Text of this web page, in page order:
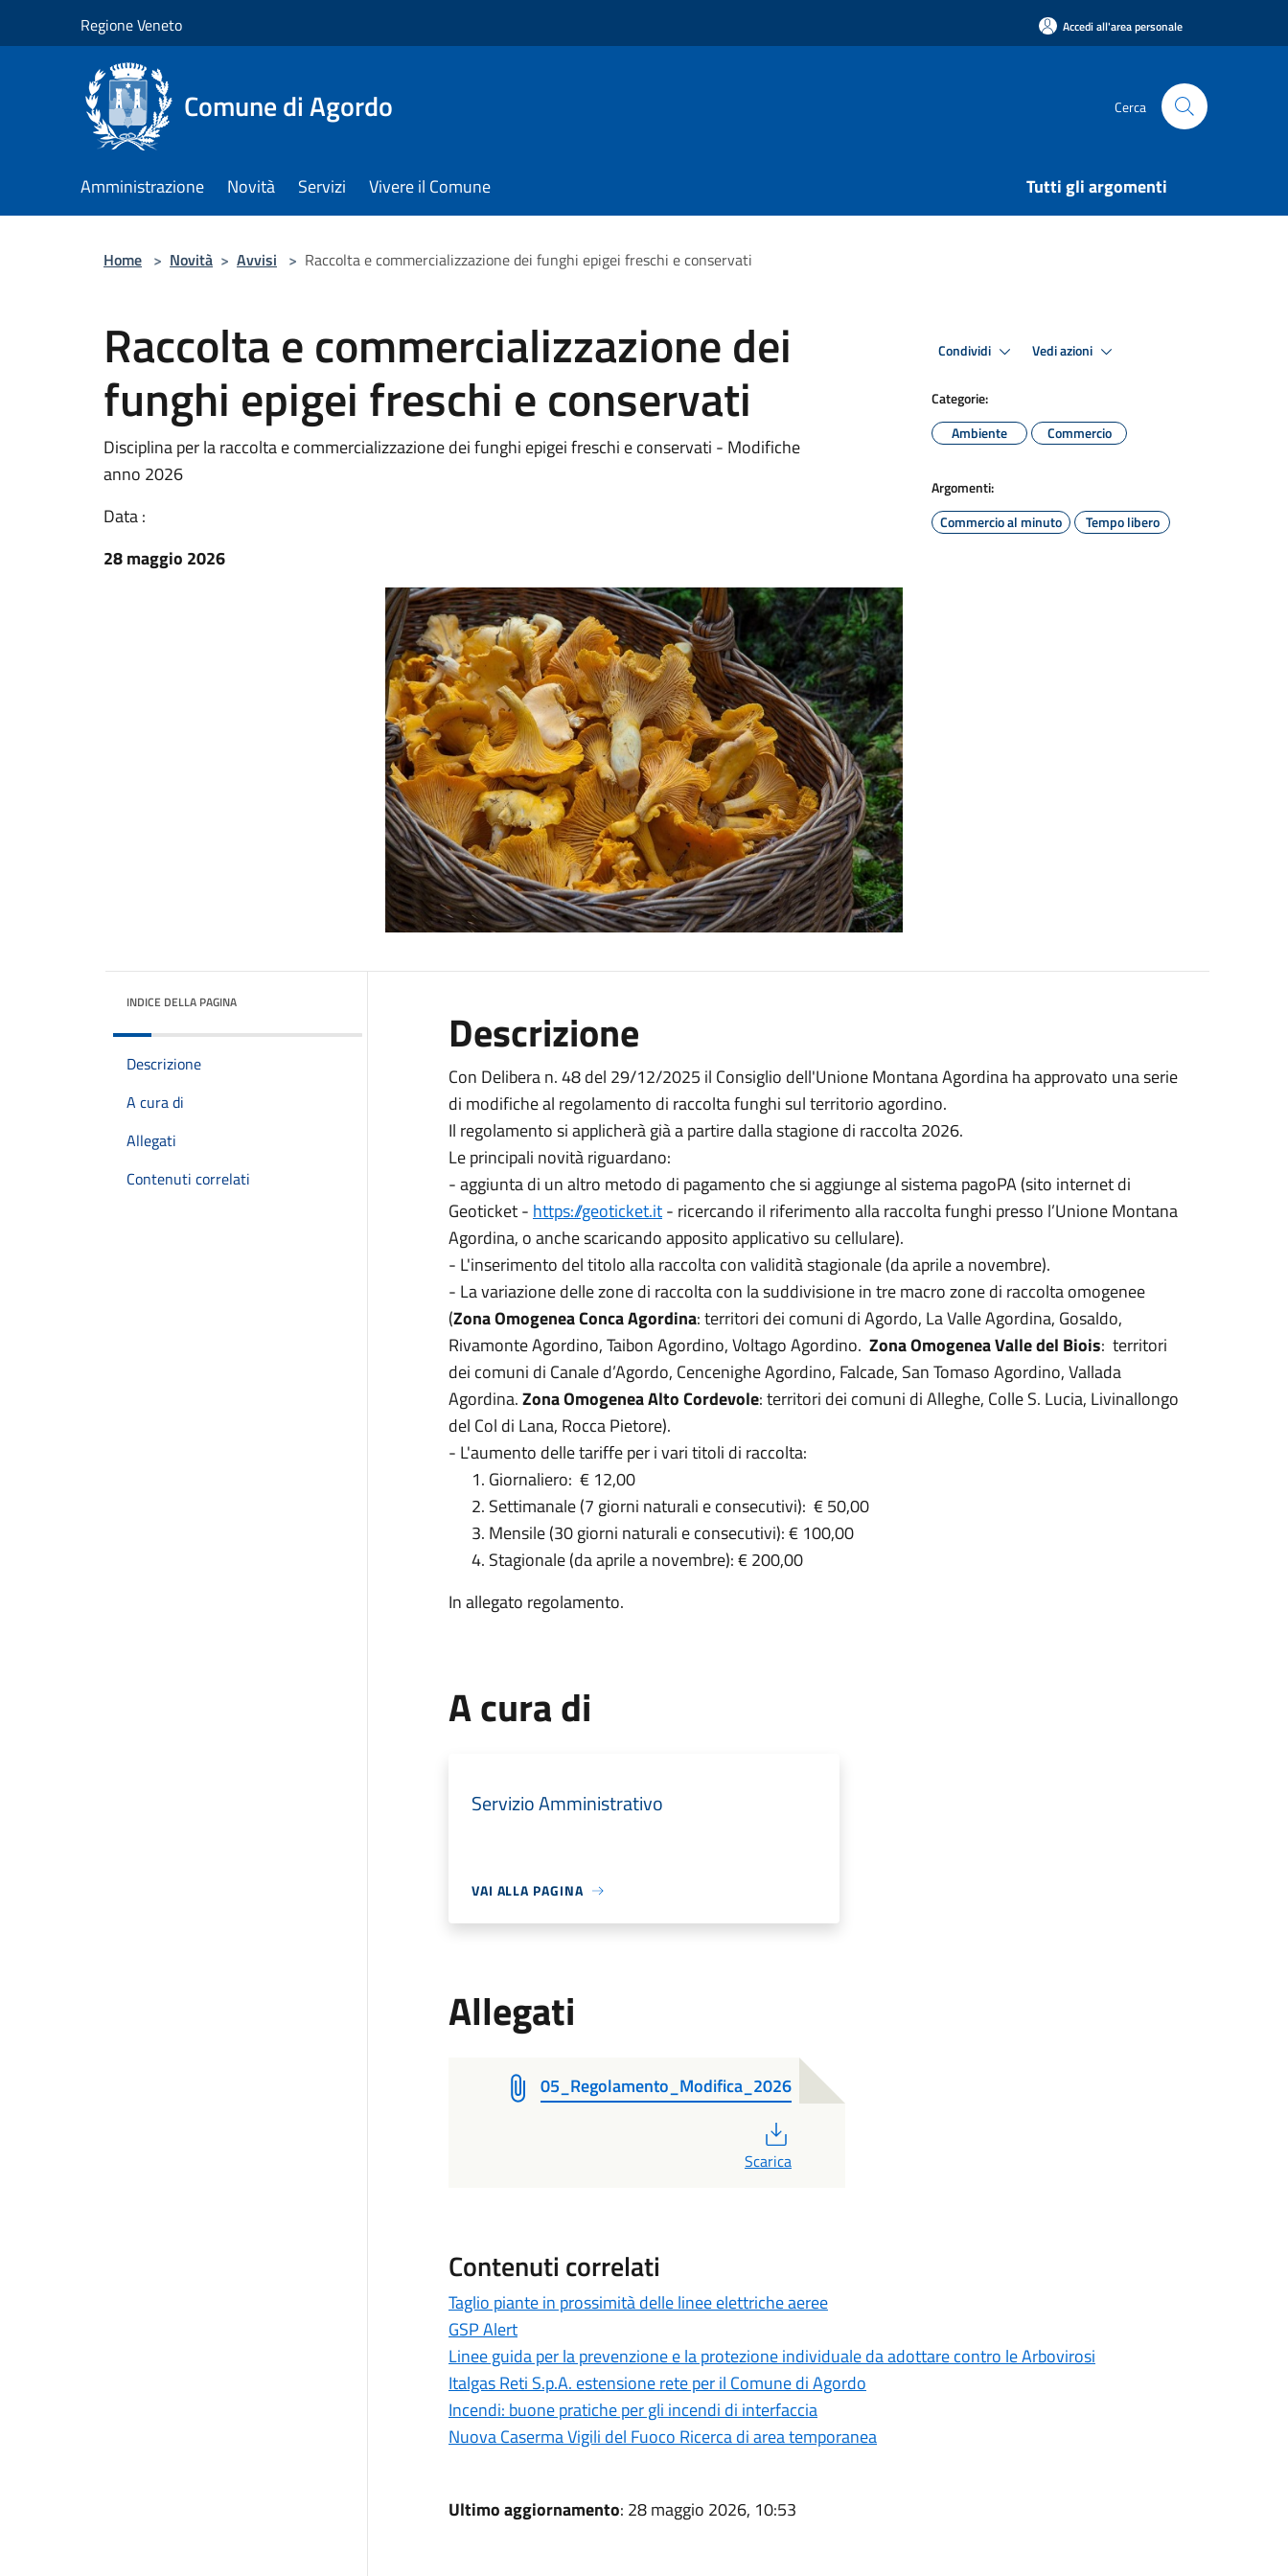
Regione Veneto Accedi all'area personale
Comune di Agordo Cerca
Amministrazione Novità Servizi Vivere il Comune Tutti gli argomenti
Home > Novità > Avvisi > Raccolta e commercializzazione dei funghi epigei freschi e conservati
Raccolta e commercializzazione dei
funghi epigei freschi e conservati
Disciplina per la raccolta e commercializzazione dei funghi epigei freschi e conservati - Modifiche
anno 2026
Data :
28 maggio 2026
Condividi Vedi azioni
Categorie:
Ambiente
Commercio
Argomenti:
Commercio al minuto
Tempo libero
INDICE DELLA PAGINA
Descrizione
A cura di
Allegati
Contenuti correlati
Descrizione
Con Delibera n. 48 del 29/12/2025 il Consiglio dell'Unione Montana Agordina ha approvato una serie
di modifiche al regolamento di raccolta funghi sul territorio agordino.
Il regolamento si applicherà già a partire dalla stagione di raccolta 2026.
Le principali novità riguardano:
- aggiunta di un altro metodo di pagamento che si aggiunge al sistema pagoPA (sito internet di
Geoticket - https://geoticket.it- ricercando il riferimento alla raccolta funghi presso l’Unione Montana
Agordina, o anche scaricando apposito applicativo su cellulare).
- L'inserimento del titolo alla raccolta con validità stagionale (da aprile a novembre).
- La variazione delle zone di raccolta con la suddivisione in tre macro zone di raccolta omogenee
(Zona Omogenea Conca Agordina: territori dei comuni di Agordo, La Valle Agordina, Gosaldo,
Rivamonte Agordino, Taibon Agordino, Voltago Agordino. Zona Omogenea Valle del Biois: territori
dei comuni di Canale d’Agordo, Cencenighe Agordino, Falcade, San Tomaso Agordino, Vallada
Agordina.Zona Omogenea Alto Cordevole: territori dei comuni di Alleghe, Colle S. Lucia, Livinallongo
del Col di Lana, Rocca Pietore).
- L'aumento delle tariffe per i vari titoli di raccolta:
1. Giornaliero: € 12,00
2. Settimanale (7 giorni naturali e consecutivi): € 50,00
3. Mensile (30 giorni naturali e consecutivi): € 100,00
4. Stagionale (da aprile a novembre): € 200,00
In allegato regolamento.
A cura di
Servizio Amministrativo
VAI ALLA PAGINA
Allegati
05_Regolamento_Modifica_2026
Scarica
Contenuti correlati
Taglio piante in prossimità delle linee elettriche aeree
GSP Alert
Linee guida per la prevenzione e la protezione individuale da adottare contro le Arbovirosi
Italgas Reti S.p.A. estensione rete per il Comune di Agordo
Incendi: buone pratiche per gli incendi di interfaccia
Nuova Caserma Vigili del Fuoco Ricerca di area temporanea
Ultimo aggiornamento: 28 maggio 2026, 10:53